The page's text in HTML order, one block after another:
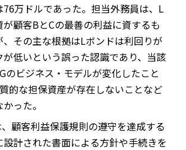
万ドルであった。担当外務員は、L
顧客BとCの最善の利益に資するも
その主な根拠はLボンドは利回りが
低いという誤った認識であり、当該
のビジネス・モデルが変化したこと
的な担保資産が存在しないことなど
った。
顧客利益保護規則の遵守を達成する
設計された書面による方針や手続きを